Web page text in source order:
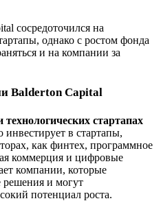
сосредоточился на
однако с ростом фонда
и на компании за
Balderton Capital
стартапах
инвестирует в стартапы,
как финтех, программное
коммерция и цифровые
компании, которые
решения и могут
потенциал роста.